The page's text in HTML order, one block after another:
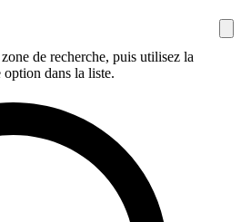
de recherche, puis utilisez la
dans la liste.